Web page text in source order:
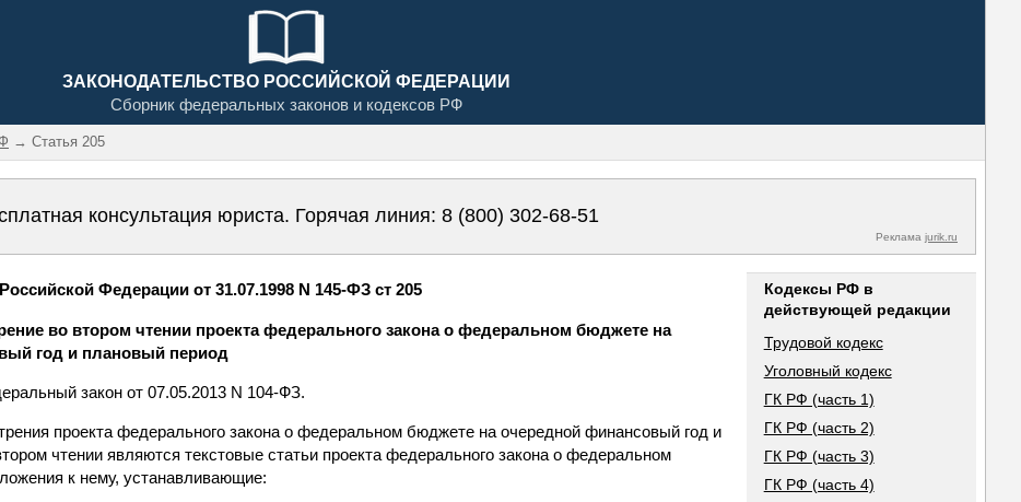
ЗАКОНОДАТЕЛЬСТВО РОССИЙСКОЙ ФЕДЕРАЦИИ
Сборник федеральных законов и кодексов РФ
→ Статья 205
консультация юриста. Горячая линия: 8 (800) 302-68-51
Реклама jurik.ru
Федерации от 31.07.1998 N 145-ФЗ ст 205
во втором чтении проекта федерального закона о федеральном бюджете на
год и плановый период
закон от 07.05.2013 N 104-ФЗ.
проекта федерального закона о федеральном бюджете на очередной финансовый год и
чтении являются текстовые статьи проекта федерального закона о федеральном
к нему, устанавливающие:
Кодексы РФ в
действующей редакции
Трудовой кодекс
Уголовный кодекс
ГК РФ (часть 1)
ГК РФ (часть 2)
ГК РФ (часть 3)
ГК РФ (часть 4)